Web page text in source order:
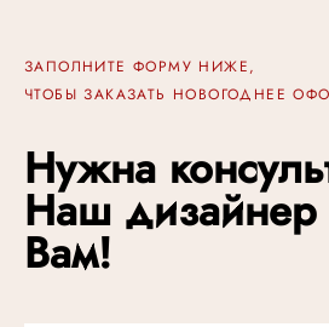
ЗАПОЛНИТЕ ФОРМУ НИЖЕ,
ЧТОБЫ ЗАКАЗАТЬ НОВОГОДНЕЕ
Нужна
Наш дизайнер
Вам!